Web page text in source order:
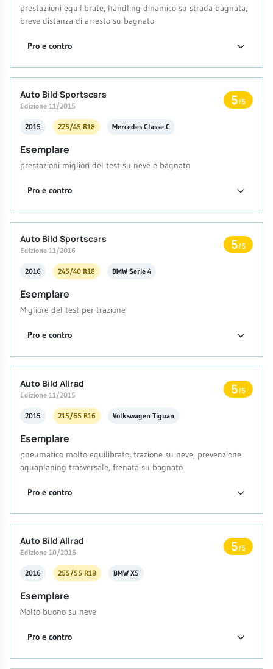
prestaziioni equilibrate, handling dinamico su strada bagnata,
breve distanza di arresto su bagnato
Pro e contro
Auto Bild Sportscars
Edizione 11/2015 5/5
2015 225/45 R18 Mercedes Classe C
Esemplare
prestazioni migliori del test su neve e bagnato
Pro e contro
Auto Bild Sportscars
Edizione 11/2016 5/5
2016 245/40 R18 BMW Serie 4
Esemplare
Migliore del test per trazione
Pro e contro
Auto Bild Allrad
Edizione 11/2015 5/5
2015 215/65 R16 Volkswagen Tiguan
Esemplare
pneumatico molto equilibrato, trazione su neve, prevenzione
aquaplaning trasversale, frenata su bagnato
Pro e contro
Auto Bild Allrad
Edizione 10/2016 5/5
2016 255/55 R18 BMW X5
Esemplare
Molto buono su neve
Pro e contro